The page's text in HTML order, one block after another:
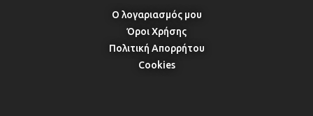
Ο λογαριασμός μου
Όροι Χρήσης
Πολιτική Απορρήτου
Cookies